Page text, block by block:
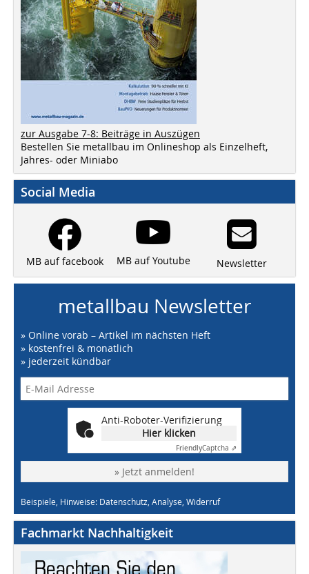
zur Ausgabe 7-8: Beiträge in Auszügen
Bestellen Sie metallbau im Onlineshop als Einzelheft,
Jahres- oder Miniabo
Social Media
MB auf facebook MB auf Youtube Newsletter
metallbau Newsletter
» Online vorab – Artikel im nächsten Heft
» kostenfrei & monatlich
» jederzeit kündbar
Anti-Roboter-Verifizierung
Hier klicken
FriendlyCaptcha ⇗
» Jetzt anmelden!
Beispiele, Hinweise: Datenschutz, Analyse, Widerruf
Fachmarkt Nachhaltigkeit